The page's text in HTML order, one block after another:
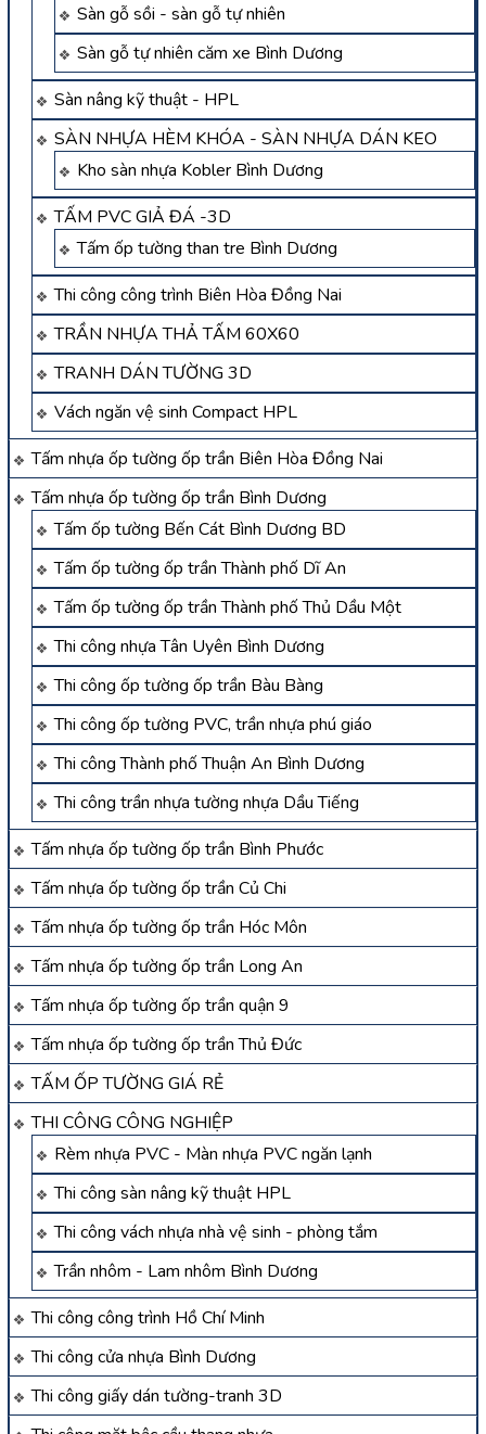
Sàn gỗ sồi - sàn gỗ tự nhiên
Sàn gỗ tự nhiên căm xe Bình Dương
Sàn nâng kỹ thuật - HPL
SÀN NHỰA HÈM KHÓA - SÀN NHỰA DÁN KEO
Kho sàn nhựa Kobler Bình Dương
TẤM PVC GIẢ ĐÁ -3D
Tấm ốp tường than tre Bình Dương
Thi công công trình Biên Hòa Đồng Nai
TRẦN NHỰA THẢ TẤM 60X60
TRANH DÁN TƯỜNG 3D
Vách ngăn vệ sinh Compact HPL
Tấm nhựa ốp tường ốp trần Biên Hòa Đồng Nai
Tấm nhựa ốp tường ốp trần Bình Dương
Tấm ốp tường Bến Cát Bình Dương BD
Tấm ốp tường ốp trần Thành phố Dĩ An
Tấm ốp tường ốp trần Thành phố Thủ Dầu Một
Thi công nhựa Tân Uyên Bình Dương
Thi công ốp tường ốp trần Bàu Bàng
Thi công ốp tường PVC, trần nhựa phú giáo
Thi công Thành phố Thuận An Bình Dương
Thi công trần nhựa tường nhựa Dầu Tiếng
Tấm nhựa ốp tường ốp trần Bình Phước
Tấm nhựa ốp tường ốp trần Củ Chi
Tấm nhựa ốp tường ốp trần Hóc Môn
Tấm nhựa ốp tường ốp trần Long An
Tấm nhựa ốp tường ốp trần quận 9
Tấm nhựa ốp tường ốp trần Thủ Đức
TẤM ỐP TƯỜNG GIÁ RẺ
THI CÔNG CÔNG NGHIỆP
Rèm nhựa PVC - Màn nhựa PVC ngăn lạnh
Thi công sàn nâng kỹ thuật HPL
Thi công vách nhựa nhà vệ sinh - phòng tắm
Trần nhôm - Lam nhôm Bình Dương
Thi công công trình Hồ Chí Minh
Thi công cửa nhựa Bình Dương
Thi công giấy dán tường-tranh 3D